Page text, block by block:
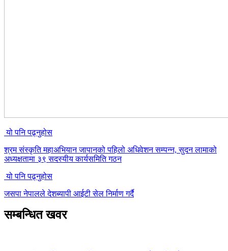
यो पनि पढ्नुहोस
श्रम संस्कृति महाअभियान जापानको पहिलो अधिवेशन सम्पन्न, सुदन लामाको
अध्यक्षतामा ३९ सदस्यीय कार्यसमिति गठन
यो पनि पढ्नुहोस
जसपा नेपालले देशब्यापी आईटी सेल निर्माण गर्दै
सम्बन्धित खवर